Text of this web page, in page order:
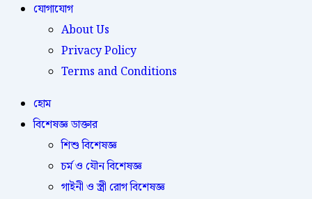
যোগাযোগ
About Us
Privacy Policy
Terms and Conditions
হোম
বিশেষজ্ঞ ডাক্তার
শিশু বিশেষজ্ঞ
চর্ম ও যৌন বিশেষজ্ঞ
গাইনী ও স্ত্রী রোগ বিশেষজ্ঞ